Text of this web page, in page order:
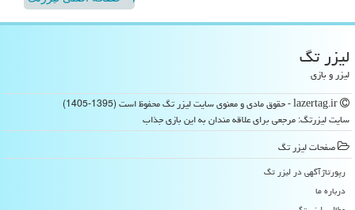
لیزر تگ
لیزر و بازی
سایت لیزرتگ: مرجعی برای علاقه مندان به این بازی جذاب
صفحات لیزر تگ
رپورتاژآگهی در لیزر تگ
درباره ما